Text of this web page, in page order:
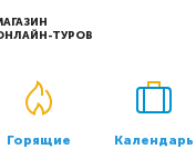
ТУРОВ
О компании
О нас
Горящие
Календарь